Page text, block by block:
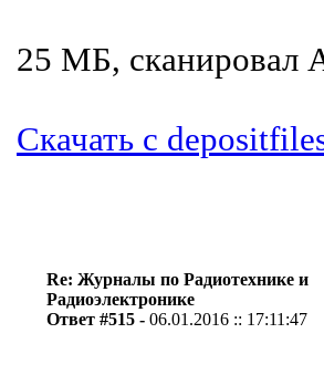
25 МБ, сканировал
Скачать с
Re: Журналы по Радиотехнике и
Радиоэлектронике
Ответ #515 -06.01.2016 :: 17:11:47